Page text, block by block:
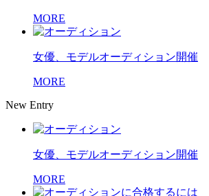
MORE
女優、モデルオーディション開催
MORE
New Entry
女優、モデルオーディション開催
MORE